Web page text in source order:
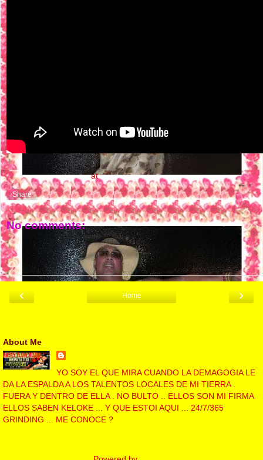
NASTY FLOW MUSIC at1:50 PM
Share
No comments:
Post a Comment
‹ ›
Home
About Me
YO SOY EL QUE MIRA CUANDO LA DEMAGOGIA LE
DA LA ESPALDA A LOS TALENTOS LOCALES DE MI TIERRA .
FUERA Y DENTRO DE ELLA . NO BULTO .. ELLOS SON MI FIRMA
ELLOS SABEN KELOKE ... Y QUE ESTOI AQUI ... 24/7/365
GRINDING ... ME CONOCE ?